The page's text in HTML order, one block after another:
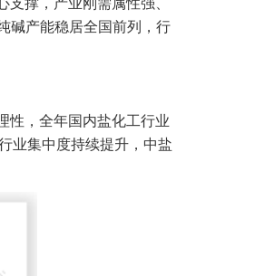
撑，产业刚需属性强、
碱产能稳居全国前列，行
性，全年国内盐化工行业
业集中度持续提升，中盐